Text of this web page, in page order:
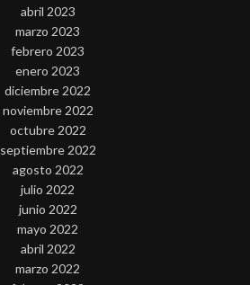
abril 2023
marzo 2023
febrero 2023
enero 2023
diciembre 2022
noviembre 2022
octubre 2022
septiembre 2022
agosto 2022
julio 2022
junio 2022
mayo 2022
abril 2022
marzo 2022